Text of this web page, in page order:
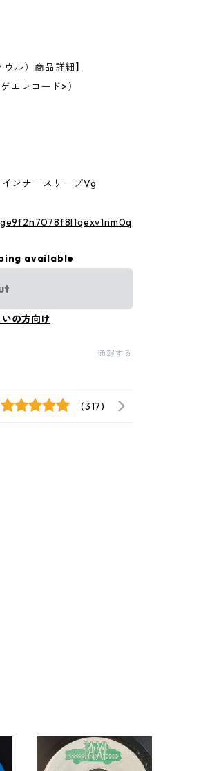
ル）商品詳細】
エレコード>）
ンナースリーブVg
available
の方向け
通報する
(317)